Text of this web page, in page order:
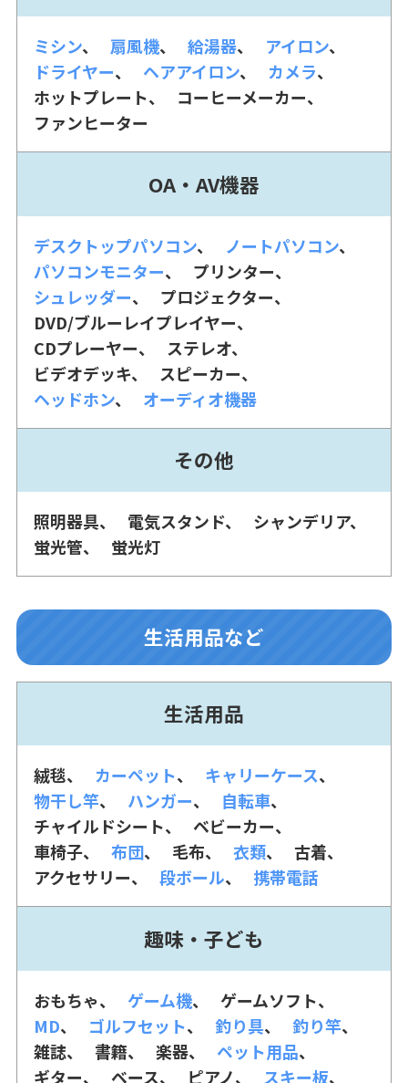
ミシン 扇風機 給湯器
アイロン
ドライヤー
ヘアアイロン
カメラ
ホットプレート
コーヒーメーカー
ファンヒーター
OA・AV機器
デスクトップパソコン
ノートパソコン
パソコンモニター
プリンター
シュレッダー
プロジェクター
DVD/ブルーレイプレイヤー
CDプレーヤー
ステレオ
ビデオデッキ
スピーカー
ヘッドホン
オーディオ機器
その他
照明器具 電気スタンド
シャンデリア
蛍光管
蛍光灯
生活用品など
生活用品
絨毯 カーペット
キャリーケース
物干し竿
ハンガー
自転車
チャイルドシート
ベビーカー
車椅子
布団 毛布 衣類
古着
アクセサリー
段ボール 携帯電話
趣味・子ども
おもちゃ ゲーム機
ゲームソフト
MD
ゴルフセット 釣り具
釣り竿
雑誌
書籍 楽器
ペット用品
ギター
ベース ピアノ スキー板